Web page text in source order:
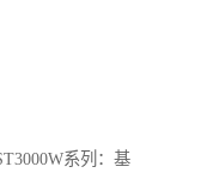
系列：基